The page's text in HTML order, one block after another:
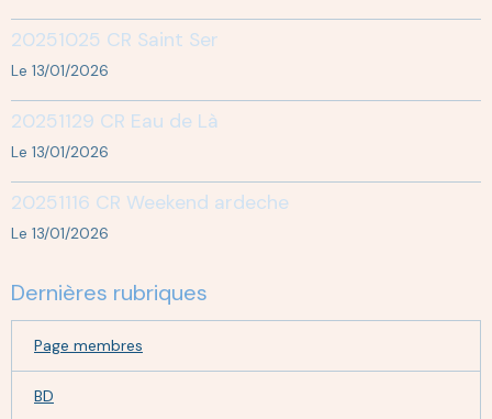
20251025 CR Saint Ser
Le 13/01/2026
20251129 CR Eau de Là
Le 13/01/2026
20251116 CR Weekend ardeche
Le 13/01/2026
Dernières rubriques
Page membres
BD